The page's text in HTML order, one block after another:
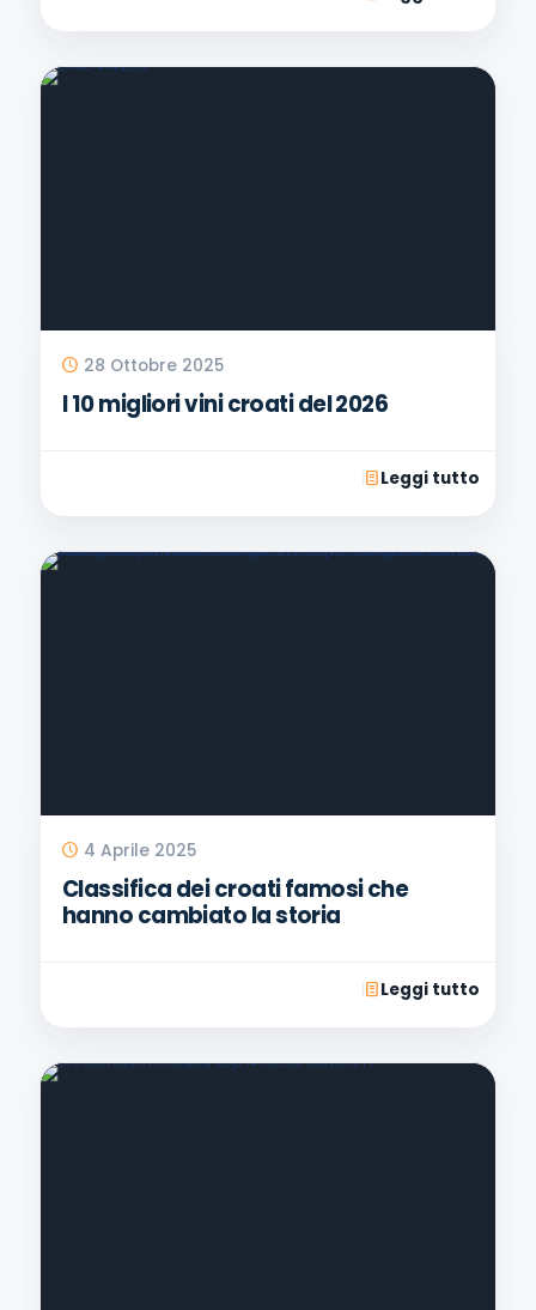
28 Ottobre 2025
I 10 migliori vini croati del 2026
Leggi tutto
4 Aprile 2025
Classifica dei croati famosi che
hanno cambiato la storia
Leggi tutto